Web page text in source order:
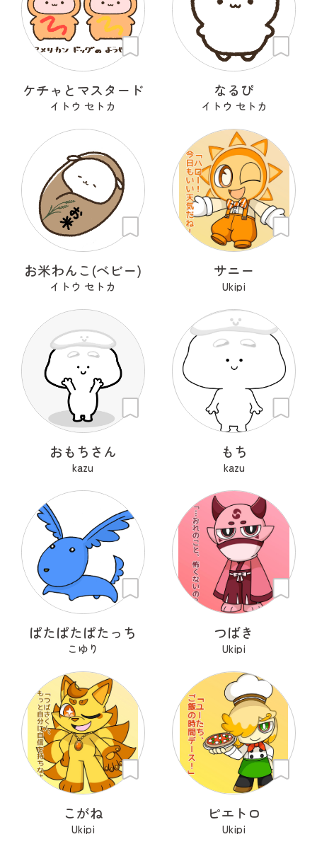
ケチャとマスタード
イトウ セトカ
なるぴ
イトウ セトカ
お米わんこ(ベビー)
イトウ セトカ
サニー
Ukipi
おもちさん
kazu
もち
kazu
ぱたぱたぱたっち
こゆり
つばき
Ukipi
こがね
Ukipi
ピエトロ
Ukipi